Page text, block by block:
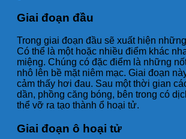
Giai đoạn đầu
Trong giai đoạn đầu sẽ xuất hiện
Có thể là một hoặc nhiều điểm khác
miệng. Chúng có đặc điểm là những
nhô lên bề mặt niêm mạc. Giai đoạn
cảm thấy hơi đau. Sau một thời gian
dần, phồng căng bóng, bên trong có
thể vỡ ra tạo thành ổ hoại tử.
Giai đoạn ô hoại tử